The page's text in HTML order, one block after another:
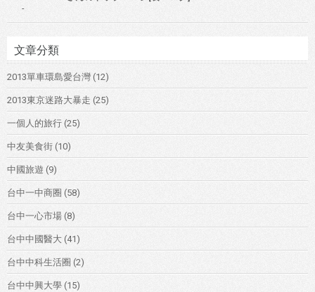
-
文章分類
2013單車環島愛台灣 (12)
2013東京迷路大暴走 (25)
一個人的旅行 (25)
中友美食街 (10)
中國旅遊 (9)
台中一中商圈 (58)
台中一心市場 (8)
台中中國醫大 (41)
台中中科生活圈 (2)
台中中興大學 (15)